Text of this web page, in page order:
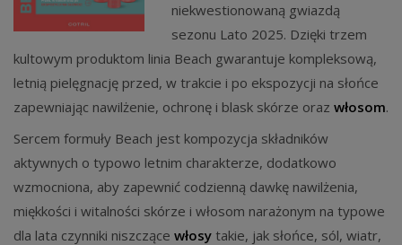
niekwestionowaną gwiazdą
sezonu Lato 2025. Dzięki trzem
kultowym produktom linia Beach gwarantuje kompleksową,
letnią pielęgnację przed, w trakcie i po ekspozycji na słońce
zapewniając nawilżenie, ochronę i blask skórze oraz włosom.
Sercem formuły Beach jest kompozycja składników
aktywnych o typowo letnim charakterze, dodatkowo
wzmocniona, aby zapewnić codzienną dawkę nawilżenia,
miękkości i witalności skórze i włosom narażonym na typowe
dla lata czynniki niszczące włosy takie, jak słońce, sól, wiatr,